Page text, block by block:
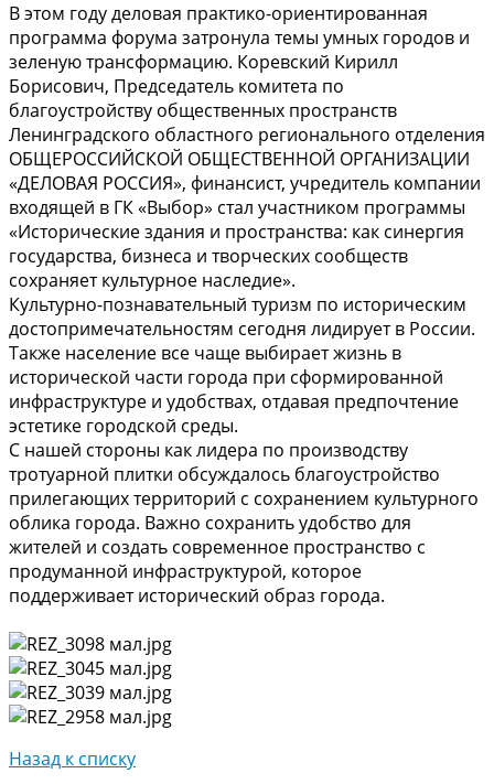
В этом году деловая практико-ориентированная
программа форума затронула темы умных городов и
зеленую трансформацию. Коревский Кирилл
Борисович, Председатель комитета по
благоустройству общественных пространств
Ленинградского областного регионального отделения
ОБЩЕРОССИЙСКОЙ ОБЩЕСТВЕННОЙ ОРГАНИЗАЦИИ
«ДЕЛОВАЯ РОССИЯ», финансист, учредитель компании
входящей в ГК «Выбор» стал участником программы
«Исторические здания и пространства: как синергия
государства, бизнеса и творческих сообществ
сохраняет культурное наследие».
Культурно-познавательный туризм по историческим
достопримечательностям сегодня лидирует в России.
Также население все чаще выбирает жизнь в
исторической части города при сформированной
инфраструктуре и удобствах, отдавая предпочтение
эстетике городской среды.
С нашей стороны как лидера по производству
тротуарной плитки обсуждалось благоустройство
прилегающих территорий с сохранением культурного
облика города. Важно сохранить удобство для
жителей и создать современное пространство с
продуманной инфраструктурой, которое
поддерживает исторический образ города.
Назад к списку